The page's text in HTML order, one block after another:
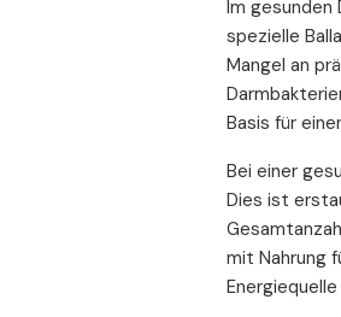
- Zucker
Eiweiß
Salz
Im gesunden
spezielle
Mangel an
Basis für
Bei einer
Dies ist
mit Nahrung